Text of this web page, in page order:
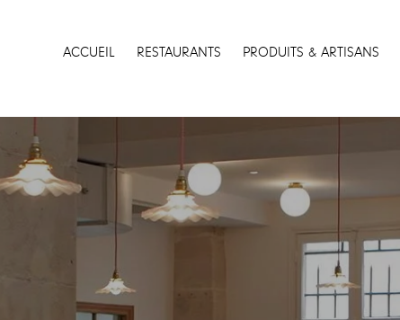
ACCUEIL RESTAURANTS PRODUITS & ARTISANS